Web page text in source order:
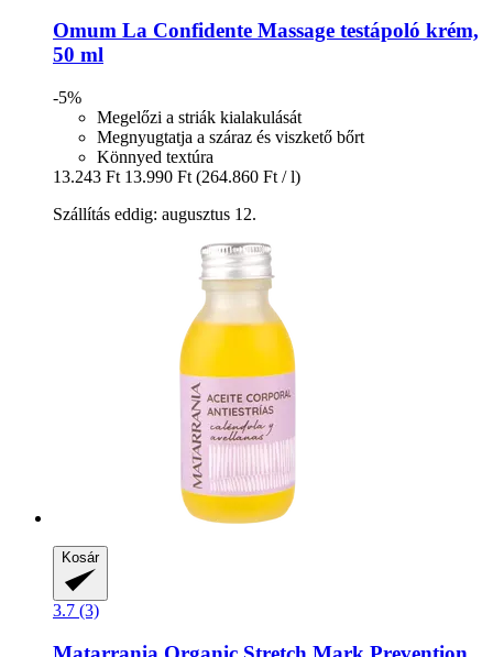
Omum La Confidente Massage testápoló krém,
50 ml
-5%
Megelőzi a striák kialakulását
Megnyugtatja a száraz és viszkető bőrt
Könnyed textúra
13.243 Ft 13.990 Ft (264.860 Ft / l)
Szállítás eddig: augusztus 12.
Kosár
3.7 (3)